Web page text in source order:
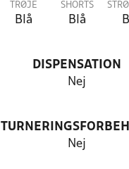
TRØJE
Blå
SHORTS
Blå
DISPENSATION
Nej
Nej